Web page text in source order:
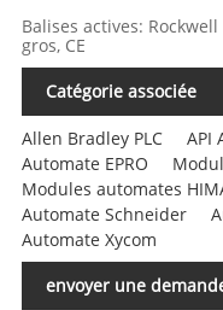
Balises actives:
gros, CE
Catégorie associée
Allen Bradley PLC API
Automate EPRO
Modules automates
Automate Schneider
Automate Xycom
envoyer une